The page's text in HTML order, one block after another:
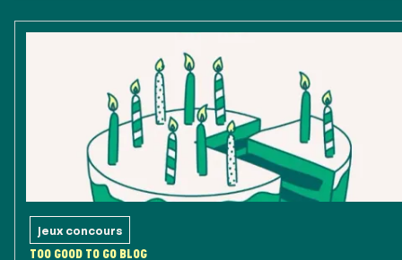
Jeux concours
TOO GOOD TO GO BLOG